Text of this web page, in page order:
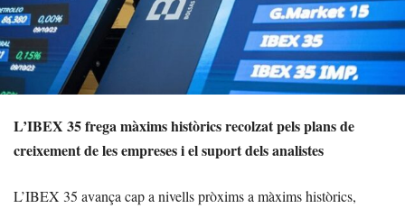
L’IBEX 35 frega màxims històrics recolzat pels plans de
creixement de les empreses i el suport dels analistes
L’IBEX 35 avança cap a nivells pròxims a màxims històrics,